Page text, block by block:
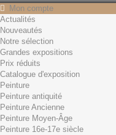
Mon compte
Contact
Français
English
Français
Actualités
Rechercher
Actualités
Nouveautés
Notre sélection
Grandes expositions
Prix réduits
Catalogue d'exposition
Peinture
Peinture antiquité
Peinture Ancienne
Peinture Moyen-Âge
Peinture 16e-17e siècle